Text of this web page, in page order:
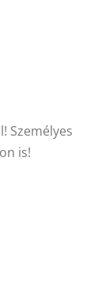
Személyes
is!